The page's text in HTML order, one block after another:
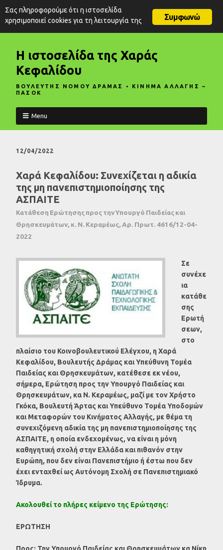
Η ιστοσελίδα της Χαράς
Κεφαλίδου
ΒΟΥΛΕΥΤΗΣ ΝΟΜΟΥ ΔΡΑΜΑΣ • ΚΙΝΗΜΑ ΑΛΛΑΓΗΣ –
ΠΑΣΟΚ
Menu
12/04/2022
Χαρά Κεφαλίδου: Συνεχίζεται η αδικία
της μη πανεπιστημιοποίησης της
ΑΣΠΑΙΤΕ
Κατάθεση Ερώτησης προς την Υπουργό Παιδείας και
Θρησκευμάτων, κ. Ν. Κεραμέως, Αρ. Πρωτ. 4616/12-04-
2022
Σε
συνέχε
ια
κατάθε
σης
Ερωτή
σεων,
στο
πλαίσιο του Κοινοβουλευτικού Ελέγχου, η Χαρά
Κεφαλίδου, Βουλευτής Δράμας και Υπεύθυνη Τομέα
Παιδείας και Θρησκευμάτων, κατέθεσε εκ νέου,
σήμερα, Ερώτηση προς την Υπουργό Παιδείας και
Θρησκευμάτων, κα Ν. Κεραμέως, μαζί με τον Χρήστο
Γκόκα, Βουλευτή Άρτας και Υπεύθυνο Τομέα Υποδομών
και Μεταφορών του Κινήματος Αλλαγής, με θέμα τη
συνεχιζόμενη αδικία της μη πανεπιστημιοποίησης της
ΑΣΠΑΙΤΕ, η οποία ενδεχομένως, να είναι η μόνη
καθηγητική σχολή στην Ελλάδα και πιθανόν στην
Ευρώπη, που δεν είναι Πανεπιστήμιο ή έστω που δεν
έχει ενταχθεί ως Αυτόνομη Σχολή σε Πανεπιστημιακό
Ίδρυμα.
Ακολουθεί το πλήρες κείμενο της Ερώτησης:
ΕΡΩΤΗΣΗ
Προς: Την Υπουργό Παιδείας και Θρησκευμάτων κα Νίκη
Συμφωνώ
Σας πληροφορούμε ότι η ιστοσελίδα
χρησιμοποιεί cookies για τη λειτουργία της